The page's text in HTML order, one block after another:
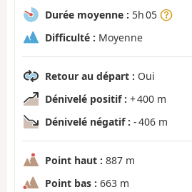
Durée moyenne : 5h 05
Difficulté : Moyenne
Retour au départ : Oui
Dénivelé positif : + 400 m
Dénivelé négatif : - 406 m
Point haut : 887 m
Point bas : 663 m